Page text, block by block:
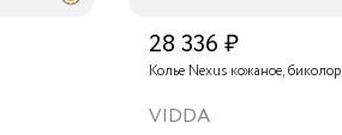
28 336 ₽
Колье Nexus кожаное, биколор
VIDDA